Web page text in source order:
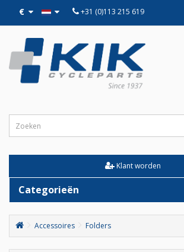
€ +31 (0)113 215 619
Klant worden
Categorieën
Accessoires Folders